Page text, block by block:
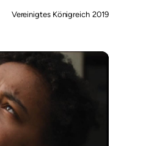
Vereinigtes Königreich 2019